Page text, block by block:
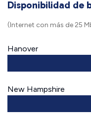
Disponibilidad de
(Internet con más de 25
Hanover
New Hampshire